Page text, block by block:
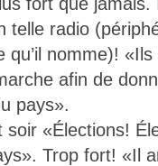
telle radio
qu’il nomme)!
afin de
pays».
«Élections!
Trop fort! «Il